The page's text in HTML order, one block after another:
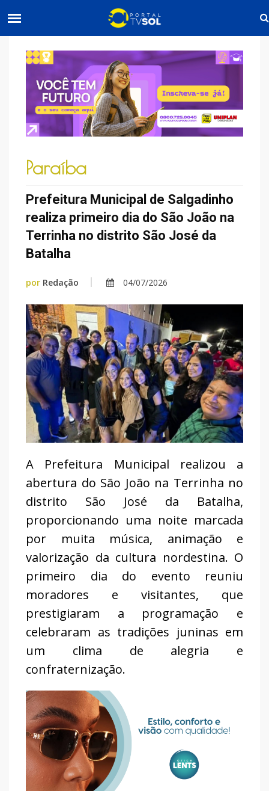
Paraíba
Prefeitura Municipal de Salgadinho
realiza primeiro dia do São João na
Terrinha no distrito São José da
Batalha
por Redação 04/07/2026
A Prefeitura Municipal realizou a
abertura do São João na Terrinha no
distrito São José da Batalha,
proporcionando uma noite marcada
por muita música, animação e
valorização da cultura nordestina. O
primeiro dia do evento reuniu
moradores e visitantes, que
prestigiaram a programação e
celebraram as tradições juninas em
um clima de alegria e
confraternização.